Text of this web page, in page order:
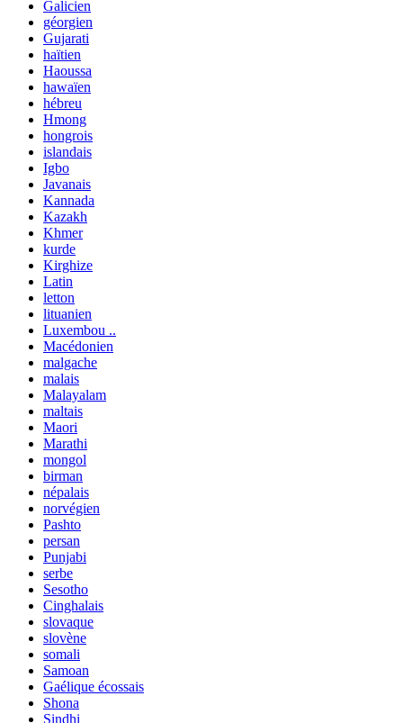
Galicien
géorgien
Gujarati
haïtien
Haoussa
hawaïen
hébreu
Hmong
hongrois
islandais
Igbo
Javanais
Kannada
Kazakh
Khmer
kurde
Kirghize
Latin
letton
lituanien
Luxembou ..
Macédonien
malgache
malais
Malayalam
maltais
Maori
Marathi
mongol
birman
népalais
norvégien
Pashto
persan
Punjabi
serbe
Sesotho
Cinghalais
slovaque
slovène
somali
Samoan
Gaélique écossais
Shona
Sindhi